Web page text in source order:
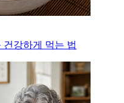
건강하게 먹는 법